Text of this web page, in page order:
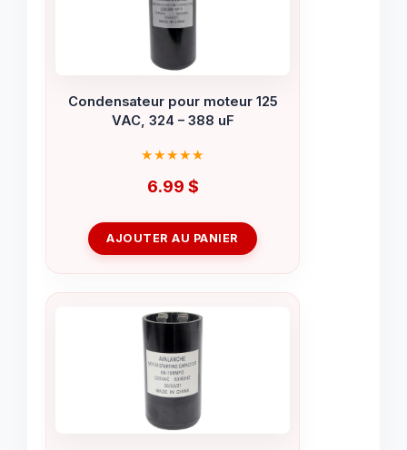
Condensateur pour moteur 125
VAC, 324 – 388 uF
6.99 $
AJOUTER AU PANIER